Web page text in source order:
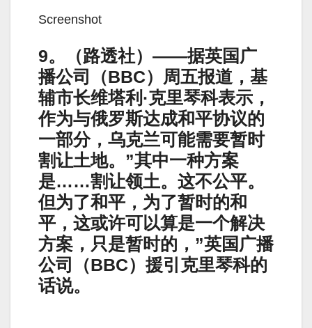
Screenshot
9。（路透社）——据英国广
播公司（BBC）周五报道，基
辅市长维塔利·克里琴科表示，
作为与俄罗斯达成和平协议的
一部分，乌克兰可能需要暂时
割让土地。”其中一种方案
是……割让领土。这不公平。
但为了和平，为了暂时的和
平，这或许可以算是一个解决
方案，只是暂时的，”英国广播
公司（BBC）援引克里琴科的
话说。